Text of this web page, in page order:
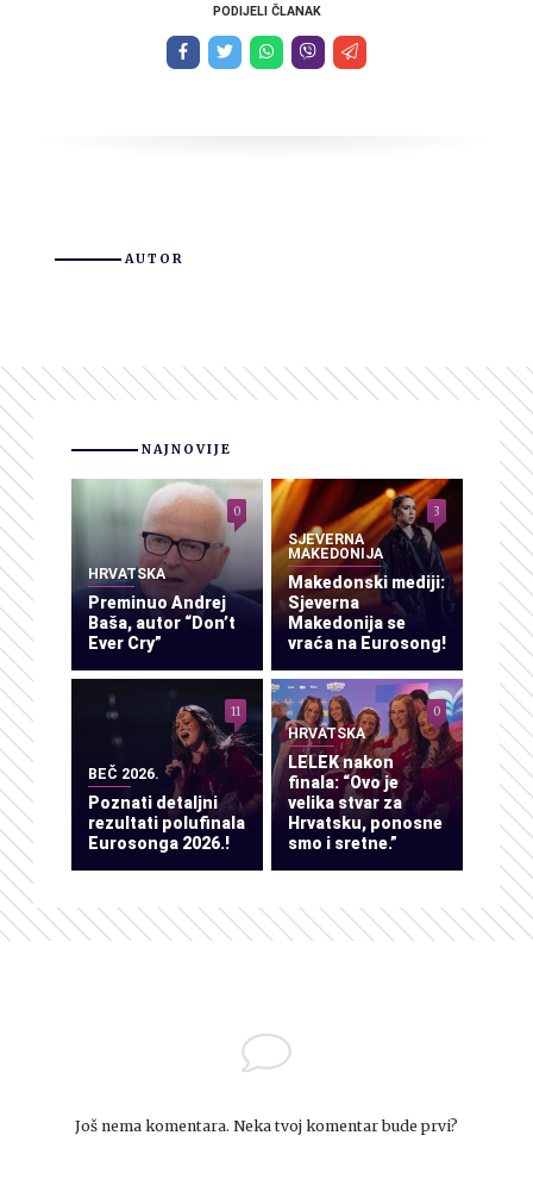
PODIJELI ČLANAK
AUTOR
NAJNOVIJE
HRVATSKA
Preminuo Andrej
Baša, autor “Don’t
Ever Cry”
0
SJEVERNA
MAKEDONIJA
Makedonski mediji:
Sjeverna
Makedonija se
vraća na Eurosong!
3
BEČ 2026.
Poznati detaljni
rezultati polufinala
Eurosonga 2026.!
11
HRVATSKA
LELEK nakon
finala: “Ovo je
velika stvar za
Hrvatsku, ponosne
smo i sretne.”
0
Još nema komentara. Neka tvoj komentar bude prvi?